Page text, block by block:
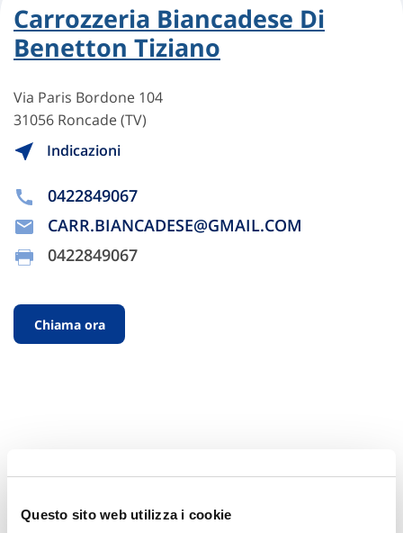
Questo sito web utilizza i cookie
Carrozzeria Biancadese Di
Benetton Tiziano
Via Paris Bordone 104
31056 Roncade (TV)
Indicazioni
0422849067
CARR.BIANCADESE@GMAIL.COM
0422849067
Chiama ora